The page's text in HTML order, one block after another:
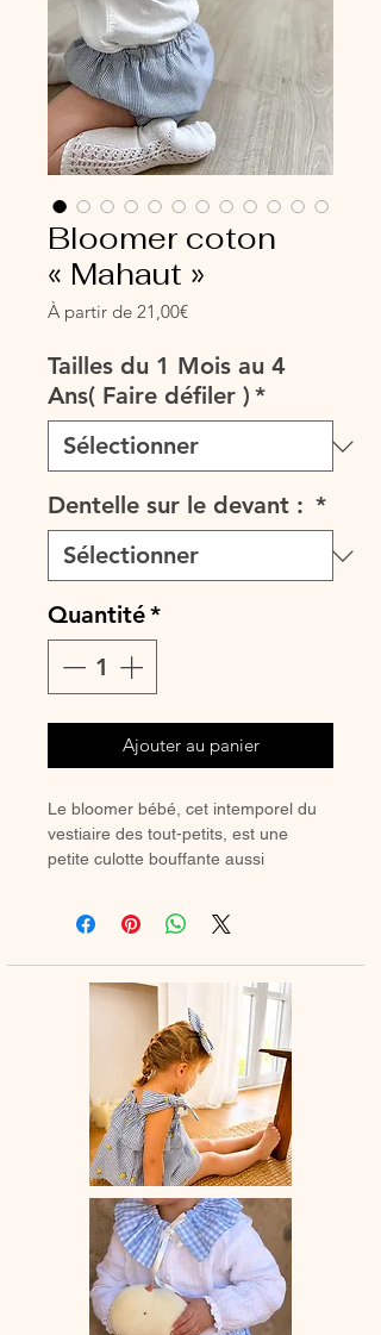
Bloomer coton
« Mahaut »
À partir de 21,00€Prix
Tailles du 1 Mois au 4
Ans( Faire défiler ) *
Dentelle sur le devant : *
Quantité*
Ajouter au panier
Le bloomer bébé, cet intemporel du
vestiaire des tout-petits, est une
petite culotte bouffante aussi
chaussettes hautes ou des collants
🌸 Chaque bloomer est entièrement
confectionné à la main en France,
avec amour et savoir-faire artisanal.
💛 Un indispensable du dressing de
bébé, alliant confort, praticité et style
bohème.
📏 Délai de fabrication : entre 15 et 28
jours ouvrés selon les commandes en
🫧 Entretien : lavage à la main ou en
machine à 30° (cycle délicat, couleurs
similaires). Ne pas utiliser de sèche-